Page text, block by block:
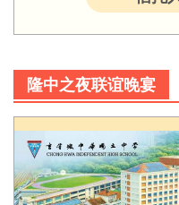
隆中之夜联谊晚宴